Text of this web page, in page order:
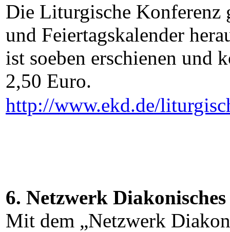
Die Liturgische Konferenz
und Feiertagskalender
ist soeben erschienen und
2,50 Euro.
http://www.ekd.de/
6. Netzwerk
Mit dem „Netzwerk